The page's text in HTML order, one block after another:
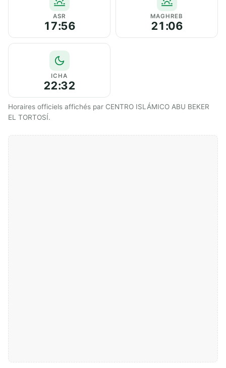
ASR
17:56
MAGHREB
21:06
ICHA
22:32
Horaires officiels affichés par CENTRO ISLÁMICO ABU BEKER
EL TORTOSÍ.